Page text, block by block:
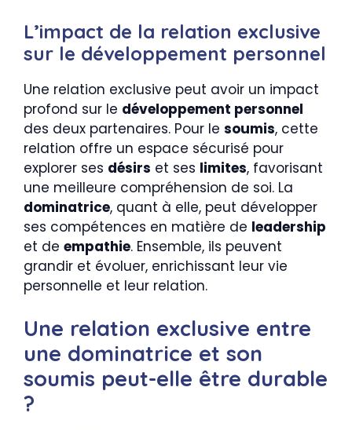
L’impact de la relation exclusive
sur le développement personnel
Une relation exclusive peut avoir un impact
profond sur le développement personnel
des deux partenaires. Pour le soumis, cette
relation offre un espace sécurisé pour
explorer ses désirs et ses limites, favorisant
une meilleure compréhension de soi. La
dominatrice, quant à elle, peut développer
ses compétences en matière de leadership
et de empathie. Ensemble, ils peuvent
grandir et évoluer, enrichissant leur vie
personnelle et leur relation.
Une relation exclusive entre
une dominatrice et son
soumis peut-elle être durable
?